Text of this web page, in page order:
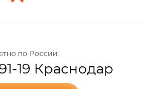
по России:
19 Краснодар